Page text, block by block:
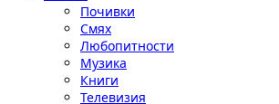
Почивки
Смях
Любопитности
Музика
Книги
Телевизия